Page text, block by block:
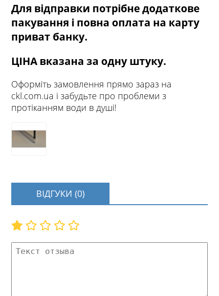
Для відправки потрібне додаткове
пакування і повна оплата на карту
приват банку.
ЦІНА вказана за одну штуку.
Оформіть замовлення прямо зараз на
ckl.com.ua і забудьте про проблеми з
протіканням води в душі!
ВІДГУКИ (0)